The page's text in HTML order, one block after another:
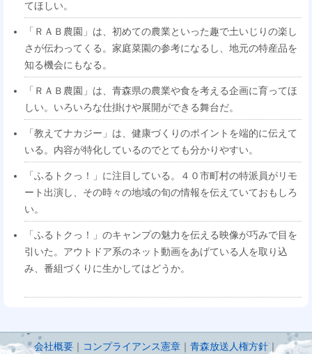
てほしい。
「ＲＡＢ農園」は、初めての農業といった趣で土いじりの楽し
さが伝わってくる。家庭菜園の参考になるし、地元の特産品を
知る機会にもなる。
「ＲＡＢ農園」は、青森県の農業や食を考える企画に育ってほ
しい。いろいろな仕掛けや展開ができる舞台だ。
「教えてナカジー」は、健康づくりのポイントを端的に伝えて
いる。内容が特化しているのでとても分かりやすい。
「ふるトクっ！」に注目している。４０市町村の特派員がリモ
ート出演し、その時々の地域の旬の情報を伝えていておもしろ
い。
「ふるトクっ！」のキャンプの魅力を伝える映像が巧みで目を
引いた。アウトドア系のネット動画をあげている人を取り込
み、番組づくりに生かしてはどうか。
会社概要 コンプライアンス憲章 青森放送人権方針｜